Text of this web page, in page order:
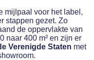
mijlpaal voor het label,
stappen gezet. Zo
de oppervlakte van
naar 400 m² en zijn er
Verenigde Staten met